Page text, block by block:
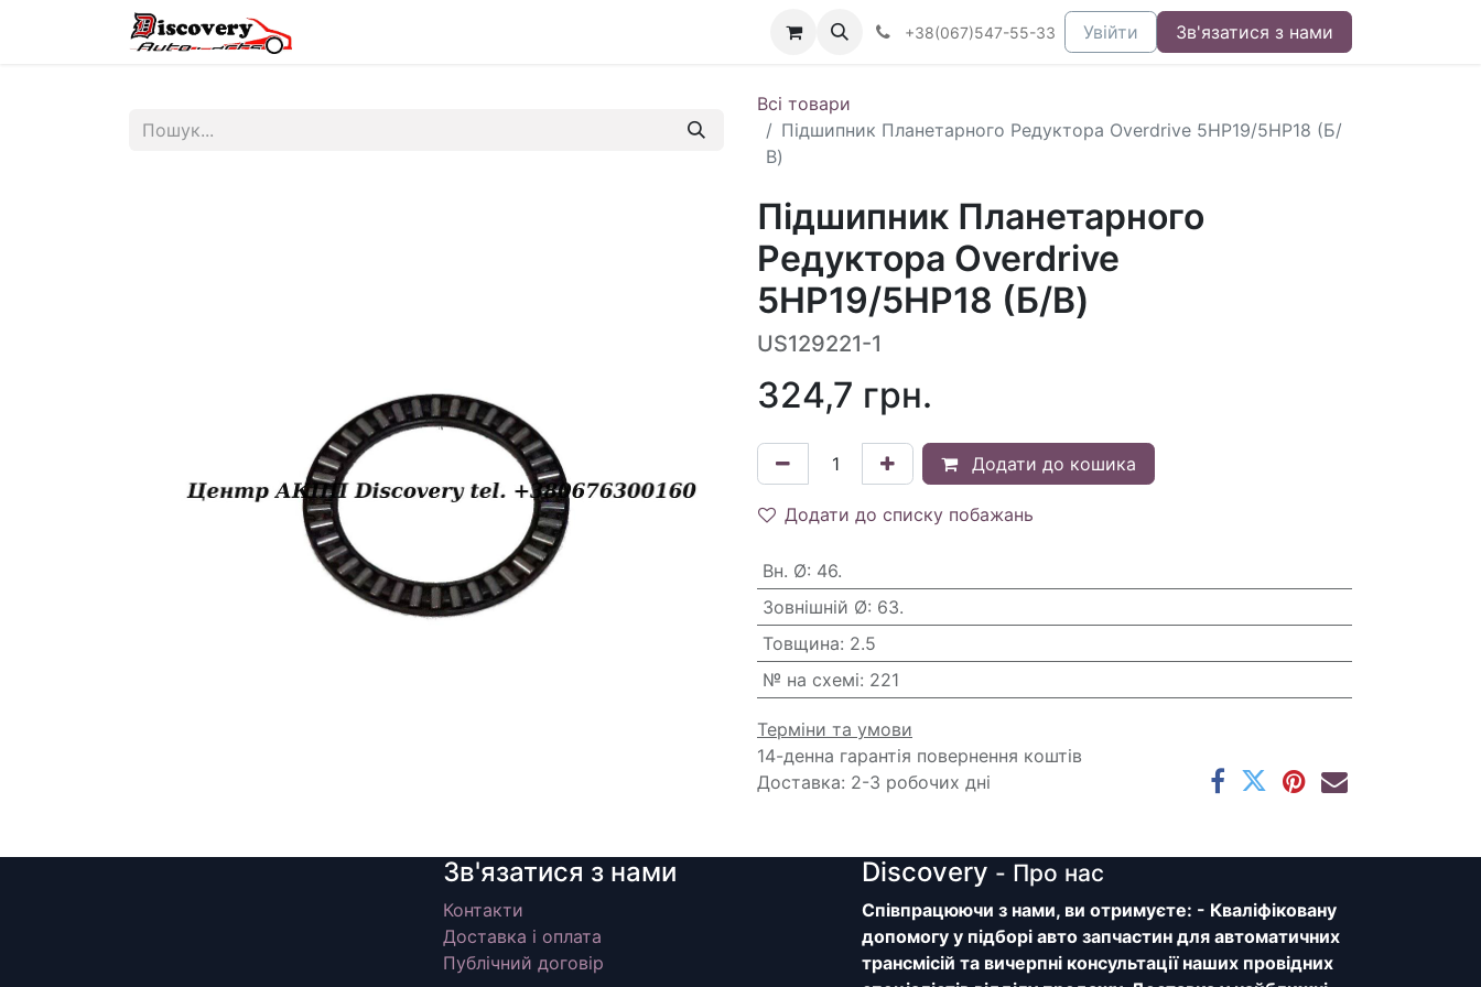
+38(067)547-55-33 Увійти Зв'язатися з нами
Всі товари
Підшипник Планетарного Редуктора Overdrive 5HP19/5HP18 (Б/
В)
Підшипник Планетарного
Редуктора Overdrive
5HP19/5HP18 (Б/В)
US129221-1
324,7 грн.
Додати до кошика
Додати до списку побажань
Вн. Ø: 46.
Зовнішній Ø: 63.
Товщина: 2.5
№ на схемі: 221
Терміни та умови
14-денна гарантія повернення коштів
Доставка: 2-3 робочих дні
Зв'язатися з нами
Контакти
Доставка і оплата
Публічний договір
Discovery - Про нас
Співпрацюючи з нами, ви отримуєте: - Кваліфіковану
допомогу у підборі авто запчастин для автоматичних
трансмісій та вичерпні консультації наших провідних